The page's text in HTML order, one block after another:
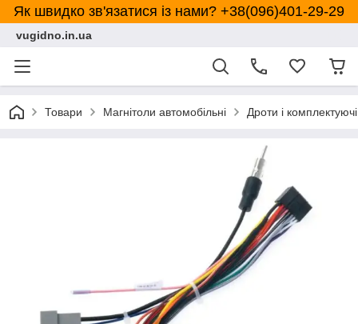
Як швидко зв'язатися із нами? +38(096)401-29-29
vugidno.in.ua
Товари Магнітоли автомобільні Дроти і комплектуючі